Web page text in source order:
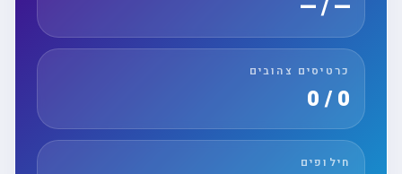
— / —
כרטיסים צהובים
חילופים